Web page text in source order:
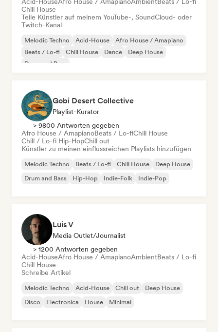
Chill House
Teile Künstler auf meinem YouTube-, SoundCloud- oder
Twitch-Kanal
Melodic Techno Acid-House
Afro House / Amapiano
Beats / Lo-fi
Chill House Dance
Deep House
Drum and Bass
Gobi Desert Collective
Playlist-Kurator
> 9800 Antworten gegeben
Afro House / AmapianoBeats / Lo-fiChill House
Chill / Lo-fi Hip-HopChill out
Künstler zu meinen einflussreichen Playlists hinzufügen
Melodic Techno Beats / Lo-fi Chill House
Deep House
Drum and Bass
Hip-Hop Indie-Folk Indie-Pop
Luis V
Media Outlet/Journalist
> 1200 Antworten gegeben
Acid-HouseAfro House / AmapianoAmbientBeats / Lo-fi
Chill House
Schreibe Artikel
Melodic Techno Acid-House Chill out
Deep House
Disco
Electronica House Minimal